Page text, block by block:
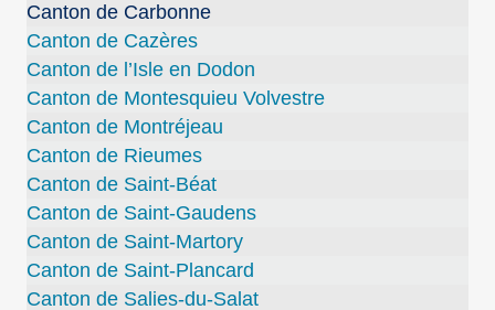
Canton de Carbonne
Canton de Cazères
Canton de l’Isle en Dodon
Canton de Montesquieu Volvestre
Canton de Montréjeau
Canton de Rieumes
Canton de Saint-Béat
Canton de Saint-Gaudens
Canton de Saint-Martory
Canton de Saint-Plancard
Canton de Salies-du-Salat